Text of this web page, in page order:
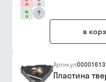
?
в
Артикул
Пластина